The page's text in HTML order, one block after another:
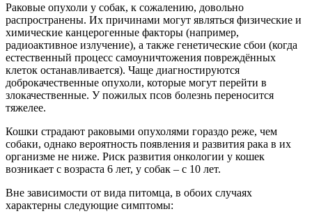
Раковые опухоли у собак, к сожалению, довольно
распространены. Их причинами могут являться физические и
химические канцерогенные факторы (например,
радиоактивное излучение), а также генетические сбои (когда
естественный процесс самоуничтожения повреждённых
клеток останавливается). Чаще диагностируются
доброкачественные опухоли, которые могут перейти в
злокачественные. У пожилых псов болезнь переносится
тяжелее.
Кошки страдают раковыми опухолями гораздо реже, чем
собаки, однако вероятность появления и развития рака в их
организме не ниже. Риск развития онкологии у кошек
возникает с возраста 6 лет, у собак – с 10 лет.
Вне зависимости от вида питомца, в обоих случаях
характерны следующие симптомы: